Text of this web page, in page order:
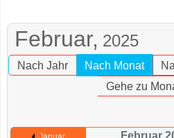
Februar, 2025
Nach Jahr Nach Monat
Gehe zu